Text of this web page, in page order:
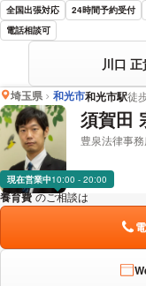
全国出張対応 24時間予約受付
電話相談可
川口
埼玉県 和光市和光市駅徒
須賀田
豊泉法律事
現在営業中10:00 - 20:00
養育費 のご相談は